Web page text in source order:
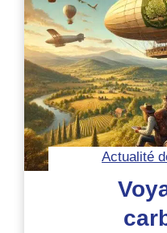
Actualité